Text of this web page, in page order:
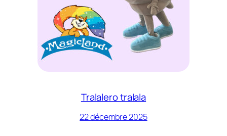
Tralalero tralala
22 décembre 2025